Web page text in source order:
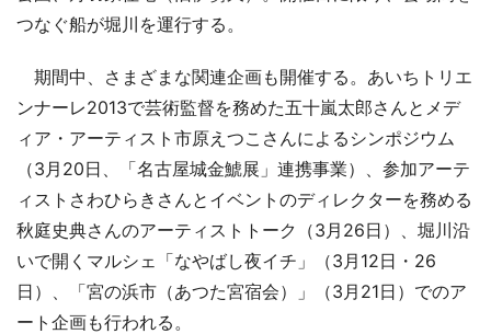
つなぐ船が堀川を運行する。
期間中、さまざまな関連企画も開催する。あいちトリエ
ンナーレ2013で芸術監督を務めた五十嵐太郎さんとメデ
ィア・アーティスト市原えつこさんによるシンポジウム
（3月20日、「名古屋城金鯱展」連携事業）、参加アーテ
ィストさわひらきさんとイベントのディレクターを務める
秋庭史典さんのアーティストトーク（3月26日）、堀川沿
いで開くマルシェ「なやばし夜イチ」（3月12日・26
日）、「宮の浜市（あつた宮宿会）」（3月21日）でのア
ート企画も行われる。